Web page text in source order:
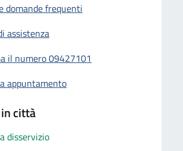
domande frequenti
assistenza
il numero 09427101
appuntamento
città
disservizio